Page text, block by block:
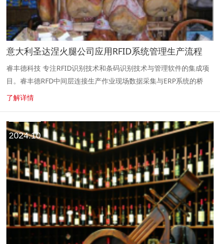
意大利圣达涅火腿公司应用RFID系统管理生产流程
睿丰德科技 专注RFID识别技术和条码识别技术与管理软件的集成项
目。睿丰德RFD中间层连接生产作业现场数据采集与ERP系统的桥
梁。 闻名全球的意大利火腿生产商Consorzio del Prosci...
了解详情
2024.10